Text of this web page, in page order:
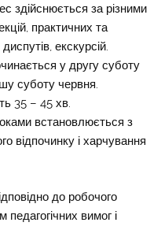
здійснюється за різними
практичних та
екскурсій.
у другу суботу
суботу червня.
35 – 45 хв.
встановлюється з
відпочинку і харчування
до робочого
вимог і